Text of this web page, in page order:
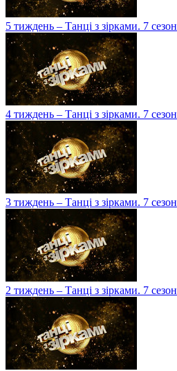
5 тиждень – Танці з зірками. 7 сезон
4 тиждень – Танці з зірками. 7 сезон
3 тиждень – Танці з зірками. 7 сезон
2 тиждень – Танці з зірками. 7 сезон